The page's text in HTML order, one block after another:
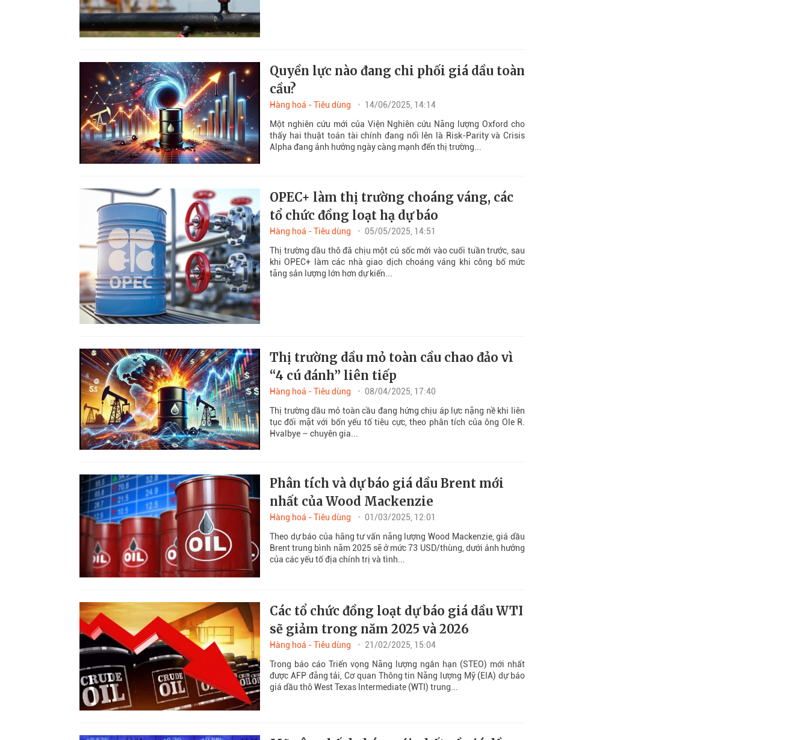
Quyền lực nào đang chi phối giá dầu toàn
cầu?
Hàng hoá - Tiêu dùng
14/06/2025, 14:14
Một nghiên cứu mới của Viện Nghiên cứu Năng lượng Oxford cho
thấy hai thuật toán tài chính đang nổi lên là Risk-Parity và Crisis
Alpha đang ảnh hưởng ngày càng mạnh đến thị trường...
OPEC+ làm thị trường choáng váng, các
tổ chức đồng loạt hạ dự báo
Hàng hoá - Tiêu dùng
05/05/2025, 14:51
Thị trường dầu thô đã chịu một cú sốc mới vào cuối tuần trước, sau
khi OPEC+ làm các nhà giao dịch choáng váng khi công bố mức
tăng sản lượng lớn hơn dự kiến...
Thị trường dầu mỏ toàn cầu chao đảo vì
“4 cú đánh” liên tiếp
Hàng hoá - Tiêu dùng
08/04/2025, 17:40
Thị trường dầu mỏ toàn cầu đang hứng chịu áp lực nặng nề khi liên
tục đối mặt với bốn yếu tố tiêu cực, theo phân tích của ông Ole R.
Hvalbye – chuyên gia...
Phân tích và dự báo giá dầu Brent mới
nhất của Wood Mackenzie
Hàng hoá - Tiêu dùng
01/03/2025, 12:01
Theo dự báo của hãng tư vấn năng lượng Wood Mackenzie, giá dầu
Brent trung bình năm 2025 sẽ ở mức 73 USD/thùng, dưới ảnh hưởng
của các yếu tố địa chính trị và tình...
Các tổ chức đồng loạt dự báo giá dầu WTI
sẽ giảm trong năm 2025 và 2026
Hàng hoá - Tiêu dùng
21/02/2025, 15:04
Trong báo cáo Triển vọng Năng lượng ngắn hạn (STEO) mới nhất
được AFP đăng tải, Cơ quan Thông tin Năng lượng Mỹ (EIA) dự báo
giá dầu thô West Texas Intermediate (WTI) trung...